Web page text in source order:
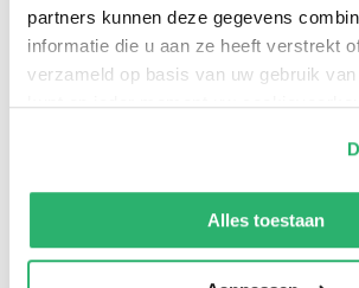
partners kunnen deze gegevens
informatie die u aan ze heeft verstrekt
verzameld op basis van uw gebruik
kunt op ieder moment uw
We werken samen met13 derdendie
kunnen ontvangen en verwerken.
Alles toestaan
Freyja, perhaps the best-known
mythology. Using original source
writings, and scholarship the author
the goddess as she may have
followers in pre-Christian Northern
speculate on aspects of modern
complex deity.